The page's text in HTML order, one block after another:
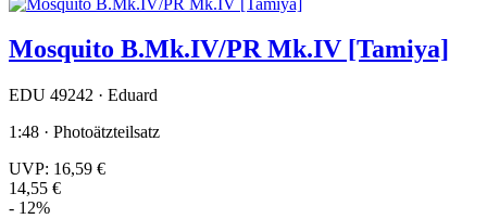
Mosquito B.Mk.IV/PR Mk.IV [Tamiya]
EDU 49242 · Eduard
1:48 · Photoätzteilsatz
UVP: 16,59 €
14,55 €
- 12%